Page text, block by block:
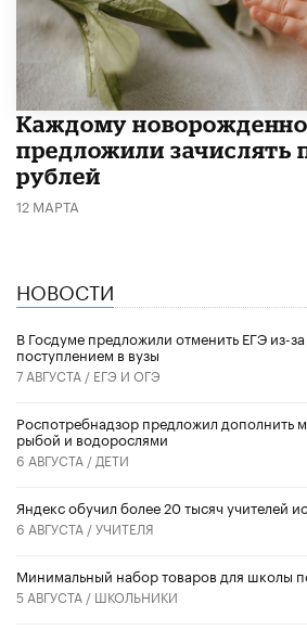
Каждому
предложили зачислять
рублей
12 МАРТА
НОВОСТИ
В Госдуме предложили отменить ЕГЭ из-
поступлением в вузы
7 АВГУСТА / ЕГЭ И ОГЭ
Роспотребнадзор предложил дополнить
рыбой и водорослями
6 АВГУСТА / ДЕТИ
​Яндекс обучил более 20 тысяч учителей
6 АВГУСТА /УЧИТЕЛЯ
Минимальный набор товаров для школы
5 АВГУСТА / ШКОЛЬНИКИ